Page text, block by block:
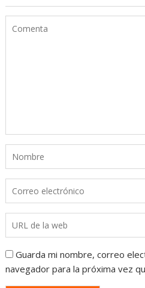
Guarda mi nombre, correo
navegador para la próxima vez